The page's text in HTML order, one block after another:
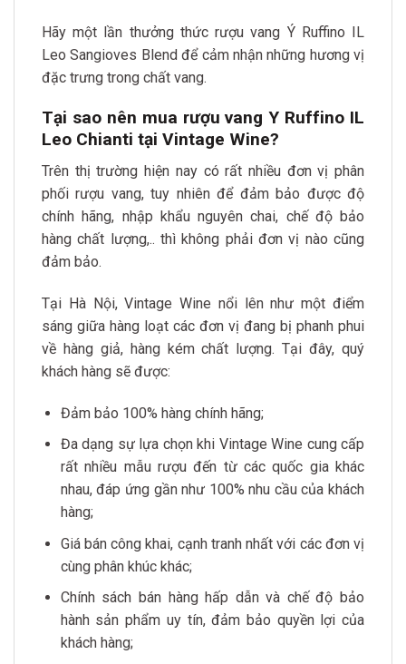
Hãy một lần thưởng thức rượu vang Ý Ruffino IL
Leo Sangioves Blend để cảm nhận những hương vị
đặc trưng trong chất vang.
Tại sao nên mua rượu vang Y Ruffino IL
Leo Chianti tại Vintage Wine?
Trên thị trường hiện nay có rất nhiều đơn vị phân
phối rượu vang, tuy nhiên để đảm bảo được độ
chính hãng, nhập khẩu nguyên chai, chế độ bảo
hàng chất lượng,.. thì không phải đơn vị nào cũng
đảm bảo.
Tại Hà Nội, Vintage Wine nổi lên như một điểm
sáng giữa hàng loạt các đơn vị đang bị phanh phui
về hàng giả, hàng kém chất lượng. Tại đây, quý
khách hàng sẽ được:
Đảm bảo 100% hàng chính hãng;
Đa dạng sự lựa chọn khi Vintage Wine cung cấp
rất nhiều mẫu rượu đến từ các quốc gia khác
nhau, đáp ứng gần như 100% nhu cầu của khách
hàng;
Giá bán công khai, cạnh tranh nhất với các đơn vị
cùng phân khúc khác;
Chính sách bán hàng hấp dẫn và chế độ bảo
hành sản phẩm uy tín, đảm bảo quyền lợi của
khách hàng;